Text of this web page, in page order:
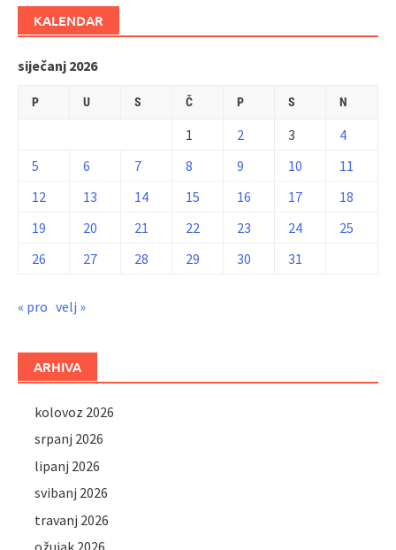
KALENDAR
siječanj 2026
P U S Č P S N
1 2 3
4
5
6 7 8 9 10
11
12
13 14 15 16 17
18
19
20 21 22 23 24
25
26
27 28 29 30 31
« pro velj »
ARHIVA
kolovoz 2026
srpanj 2026
lipanj 2026
svibanj 2026
travanj 2026